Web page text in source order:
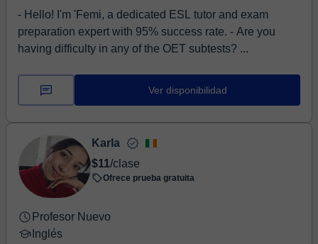
- Hello! I'm 'Femi, a dedicated ESL tutor and exam
preparation expert with 95% success rate. - Are you
having difficulty in any of the OET subtests? ...
Ver disponibilidad
Karla
$11/clase
Ofrece prueba gratuita
Profesor Nuevo
Inglés